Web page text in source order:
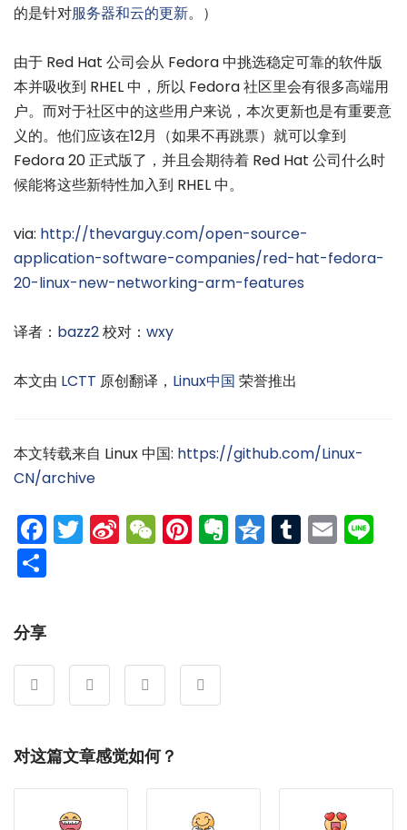
的是针对服务器和云的更新。）
由于 Red Hat 公司会从 Fedora 中挑选稳定可靠的软件版
本并吸收到 RHEL 中，所以 Fedora 社区里会有很多高端用
户。而对于社区中的这些用户来说，本次更新也是有重要意
义的。他们应该在12月（如果不再跳票）就可以拿到
Fedora 20 正式版了，并且会期待着 Red Hat 公司什么时
候能将这些新特性加入到 RHEL 中。
via: http://thevarguy.com/open-source-
application-software-companies/red-hat-fedora-
20-linux-new-networking-arm-features
译者： bazz2校对： wxy
本文由 LCTT 原创翻译， Linux中国 荣誉推出
本文转载来自 Linux 中国: https://github.com/Linux-
CN/archive
Facebook
Twitter
Sina
Weibo
WeChat
Pinterest
Evernote
Qzone
Tumblr
分享
对这篇文章感觉如何？